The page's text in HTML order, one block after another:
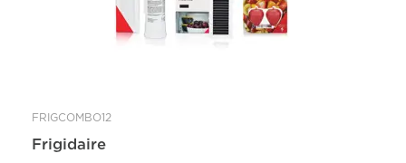
FRIGCOMBO12
Frigidaire